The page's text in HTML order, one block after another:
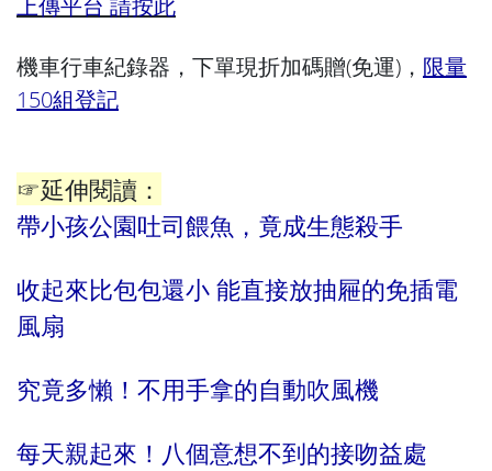
上傳平台 請按此
機車行車紀錄器，下單現折加碼贈(免運)， 限量
150組登記
☞延伸閱讀：
帶小孩公園吐司餵魚，竟成生態殺手
收起來比包包還小 能直接放抽屜的免插電
風扇
究竟多懶！不用手拿的自動吹風機
每天親起來！八個意想不到的接吻益處